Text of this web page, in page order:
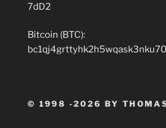
7dD2
Bitcoin (BTC):
© 1998 -2026 BY